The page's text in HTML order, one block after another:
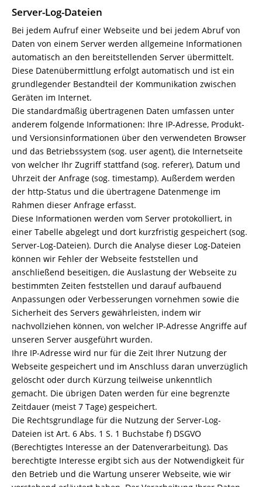
Server-Log-Dateien
Bei jedem Aufruf einer Webseite und bei jedem Abruf von
Daten von einem Server werden allgemeine Informationen
automatisch an den bereitstellenden Server übermittelt.
Diese Datenübermittlung erfolgt automatisch und ist ein
grundlegender Bestandteil der Kommunikation zwischen
Geräten im Internet.
Die standardmäßig übertragenen Daten umfassen unter
anderem folgende Informationen: Ihre IP-Adresse, Produkt-
und Versionsinformationen über den verwendeten Browser
und das Betriebssystem (sog. user agent), die Internetseite
von welcher Ihr Zugriff stattfand (sog. referer), Datum und
Uhrzeit der Anfrage (sog. timestamp). Außerdem werden
der http-Status und die übertragene Datenmenge im
Rahmen dieser Anfrage erfasst.
Diese Informationen werden vom Server protokolliert, in
einer Tabelle abgelegt und dort kurzfristig gespeichert (sog.
Server-Log-Dateien). Durch die Analyse dieser Log-Dateien
können wir Fehler der Webseite feststellen und
anschließend beseitigen, die Auslastung der Webseite zu
bestimmten Zeiten feststellen und darauf aufbauend
Anpassungen oder Verbesserungen vornehmen sowie die
Sicherheit des Servers gewährleisten, indem wir
nachvollziehen können, von welcher IP-Adresse Angriffe auf
unseren Server ausgeführt wurden.
Ihre IP-Adresse wird nur für die Zeit Ihrer Nutzung der
Webseite gespeichert und im Anschluss daran unverzüglich
gelöscht oder durch Kürzung teilweise unkenntlich
gemacht. Die übrigen Daten werden für eine begrenzte
Zeitdauer (meist 7 Tage) gespeichert.
Die Rechtsgrundlage für die Nutzung der Server-Log-
Dateien ist Art. 6 Abs. 1 S. 1 Buchstabe f) DSGVO
(Berechtigtes Interesse an der Datenverarbeitung). Das
berechtigte Interesse ergibt sich aus der Notwendigkeit für
den Betrieb und die Wartung unserer Webseite, wie wir